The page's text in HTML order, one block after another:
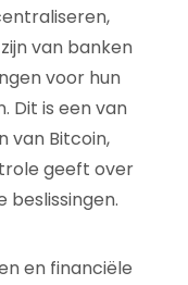
van banken
voor hun
Dit is een van
van Bitcoin,
geeft over
beslissingen.
en financiële